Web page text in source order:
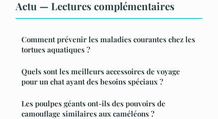
Actu — Lectures complémentaires
Comment prévenir les maladies courantes chez les
tortues aquatiques ?
Quels sont les meilleurs accessoires de voyage
pour un chat ayant des besoins spéciaux ?
Les poulpes géants ont-ils des pouvoirs de
camouflage similaires aux caméléons ?